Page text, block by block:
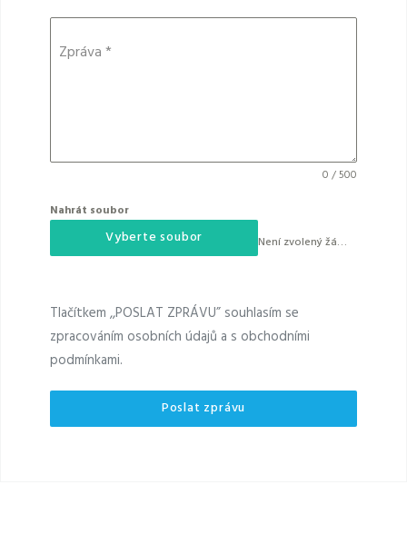
Zpráva*
0 / 500
Nahrát soubor
Vyberte soubor Není zvolený žádný soubor
Tlačítkem ,,POSLAT ZPRÁVU” souhlasím se
zpracováním osobních údajů a s obchodními
podmínkami.
Poslat zprávu